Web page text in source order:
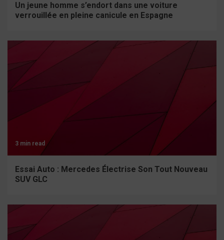
Un jeune homme s’endort dans une voiture
verrouillée en pleine canicule en Espagne
3 min read
Essai Auto : Mercedes Électrise Son Tout Nouveau
SUV GLC